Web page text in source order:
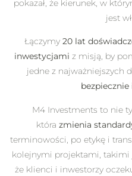
pokazał, że kierunek, w
jest
Łączymy 20 lat
inwestycjami z misją, by
jedne z najważniejszych
M4 Investments to nie
która zmienia
terminowości, po etykę i
kolejnymi projektami, takimi
że klienci i inwestorzy